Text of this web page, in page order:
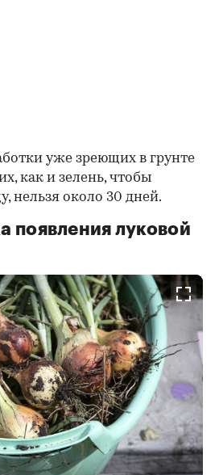
уже зреющих в грунте
как и зелень, чтобы
нельзя около 30 дней.
появления луковой